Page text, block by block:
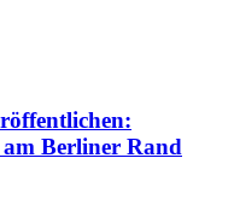
Berliner Rand